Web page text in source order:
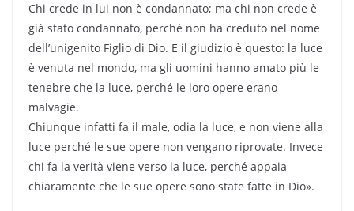
Chi crede in lui non è condannato; ma chi non crede è
già stato condannato, perché non ha creduto nel nome
dell’unigenito Figlio di Dio. E il giudizio è questo: la luce
è venuta nel mondo, ma gli uomini hanno amato più le
tenebre che la luce, perché le loro opere erano
malvagie.
Chiunque infatti fa il male, odia la luce, e non viene alla
luce perché le sue opere non vengano riprovate. Invece
chi fa la verità viene verso la luce, perché appaia
chiaramente che le sue opere sono state fatte in Dio».